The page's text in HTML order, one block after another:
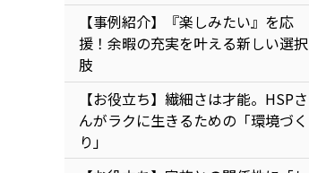
【事例紹介】『楽しみたい』を応
援！余暇の充実を叶える新しい選択
肢
【お役立ち】繊細さは才能。HSPさ
んがラクに生きるための「環境づく
り」